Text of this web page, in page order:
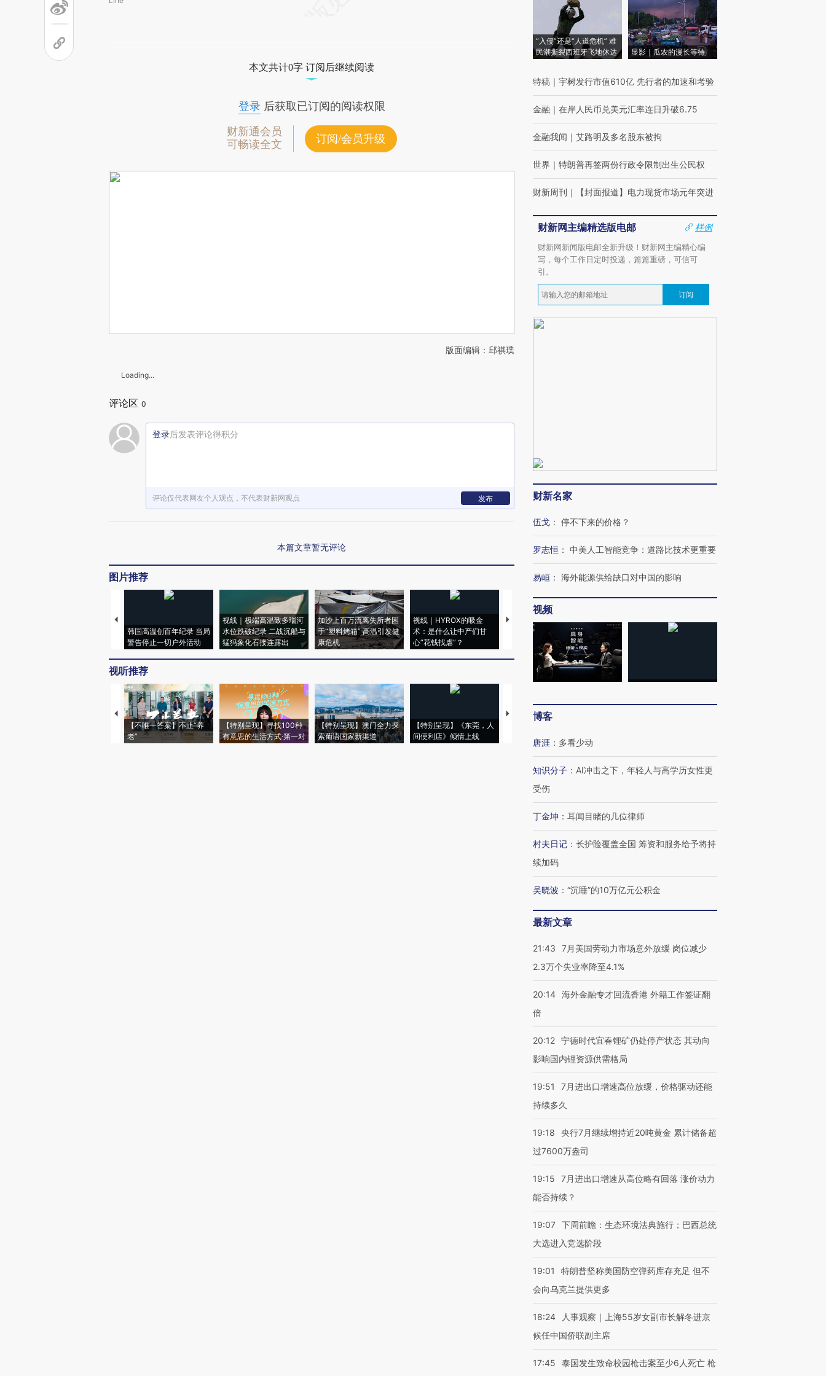
本文共计0字 订阅后继续阅读
登录后获取已订阅的阅读权限
财新通会员
可畅读全文
订阅/会员升级
版面编辑：邱祺璞
Loading...
评论区 0
登录后发表评论得积分
评论仅代表网友个人观点，不代表财新网观点 发布
本篇文章暂无评论
图片推荐
韩国高温创百年纪录 当局
警告停止一切户外活动
视线｜极端高温致多瑙河
水位跌破纪录 二战沉船与
猛犸象化石接连露出
加沙上百万流离失所者困
于“塑料烤箱” 高温引发健
康危机
视线｜HYROX的吸金
术：是什么让中产们甘
心“花钱找虐”？
马航飞行员跨国走私7万
粒摇头丸 尿检体内含3种
视线｜被称为“蟑螂”的印
度Z世代 用街头抗争将教
育部长拱下台
视线｜“入侵”还是“人道危
视听推荐
【不唯一答案】不止“养
老”
【特别呈现】寻找100种
有意思的生活方式·第一对
【特别呈现】澳门全力探
索葡语国家新渠道
【特别呈现】《东莞，人
间便利店》倾情上线
【推广】走进第四届链博
“入侵”还是“人道危机” 难
民潮撕裂西班牙飞地休达
显影｜瓜农的漫长等待
特稿 ｜ 宇树发行市值610亿 先行者的加速和考验
金融 ｜ 在岸人民币兑美元汇率连日升破6.75
金融我闻 ｜ 艾路明及多名股东被拘
世界 ｜ 特朗普再签两份行政令限制出生公民权
财新周刊 ｜ 【封面报道】电力现货市场元年突进
财新网主编精选版电邮
样例
财新网新闻版电邮全新升级！财新网主编精心编
写，每个工作日定时投递，篇篇重磅，可信可
引。
订阅
财新名家
伍戈 ： 停不下来的价格？
罗志恒 ： 中美人工智能竞争：道路比技术更重要
易峘 ： 海外能源供给缺口对中国的影响
视频
博客
唐涯 ： 多看少动
知识分子 ： AI冲击之下，年轻人与高学历女性更
受伤
丁金坤 ： 耳闻目睹的几位律师
村夫日记 ： 长护险覆盖全国 筹资和服务给予将持
续加码
吴晓波 ： “沉睡”的10万亿元公积金
最新文章
21:43
7月美国劳动力市场意外放缓 岗位减少
2.3万个失业率降至4.1%
20:14 海外金融专才回流香港 外籍工作签证翻
倍
20:12 宁德时代宜春锂矿仍处停产状态 其动向
影响国内锂资源供需格局
19:51
7月进出口增速高位放缓，价格驱动还能
持续多久
19:18
央行7月继续增持近20吨黄金 累计储备超
过7600万盎司
19:15
7月进出口增速从高位略有回落 涨价动力
能否持续？
19:07 下周前瞻：生态环境法典施行；巴西总统
大选进入竞选阶段
19:01
特朗普坚称美国防空弹药库存充足 但不
会向乌克兰提供更多
18:24
人事观察｜上海55岁女副市长解冬进京
候任中国侨联副主席
17:45 泰国发生致命校园枪击案至少6人死亡 枪